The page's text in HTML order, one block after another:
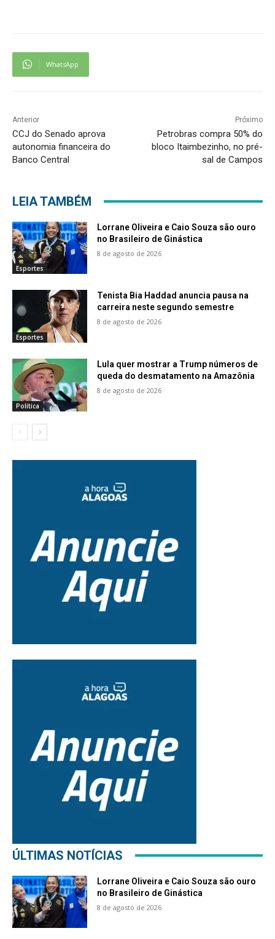
WhatsApp
Anterior
CCJ do Senado aprova
autonomia financeira do
Banco Central
Próximo
Petrobras compra 50% do
bloco Itaimbezinho, no pré-
sal de Campos
LEIA TAMBÉM
Esportes
Lorrane Oliveira e Caio Souza são ouro
no Brasileiro de Ginástica
8 de agosto de 2026
Esportes
Tenista Bia Haddad anuncia pausa na
carreira neste segundo semestre
8 de agosto de 2026
Política
Lula quer mostrar a Trump números de
queda do desmatamento na Amazônia
8 de agosto de 2026
ÚLTIMAS NOTÍCIAS
Lorrane Oliveira e Caio Souza são ouro
no Brasileiro de Ginástica
8 de agosto de 2026